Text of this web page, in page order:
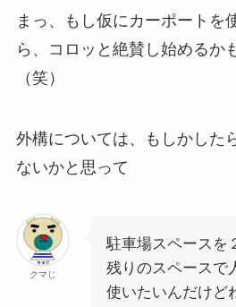
まっ、もし仮にカーポートを
ら、コロッと絶賛し始めるか
（笑）
外構については、もしかした
ないかと思って
クマじ
駐車場スペースを
残りのスペースで
使いたいんだけど